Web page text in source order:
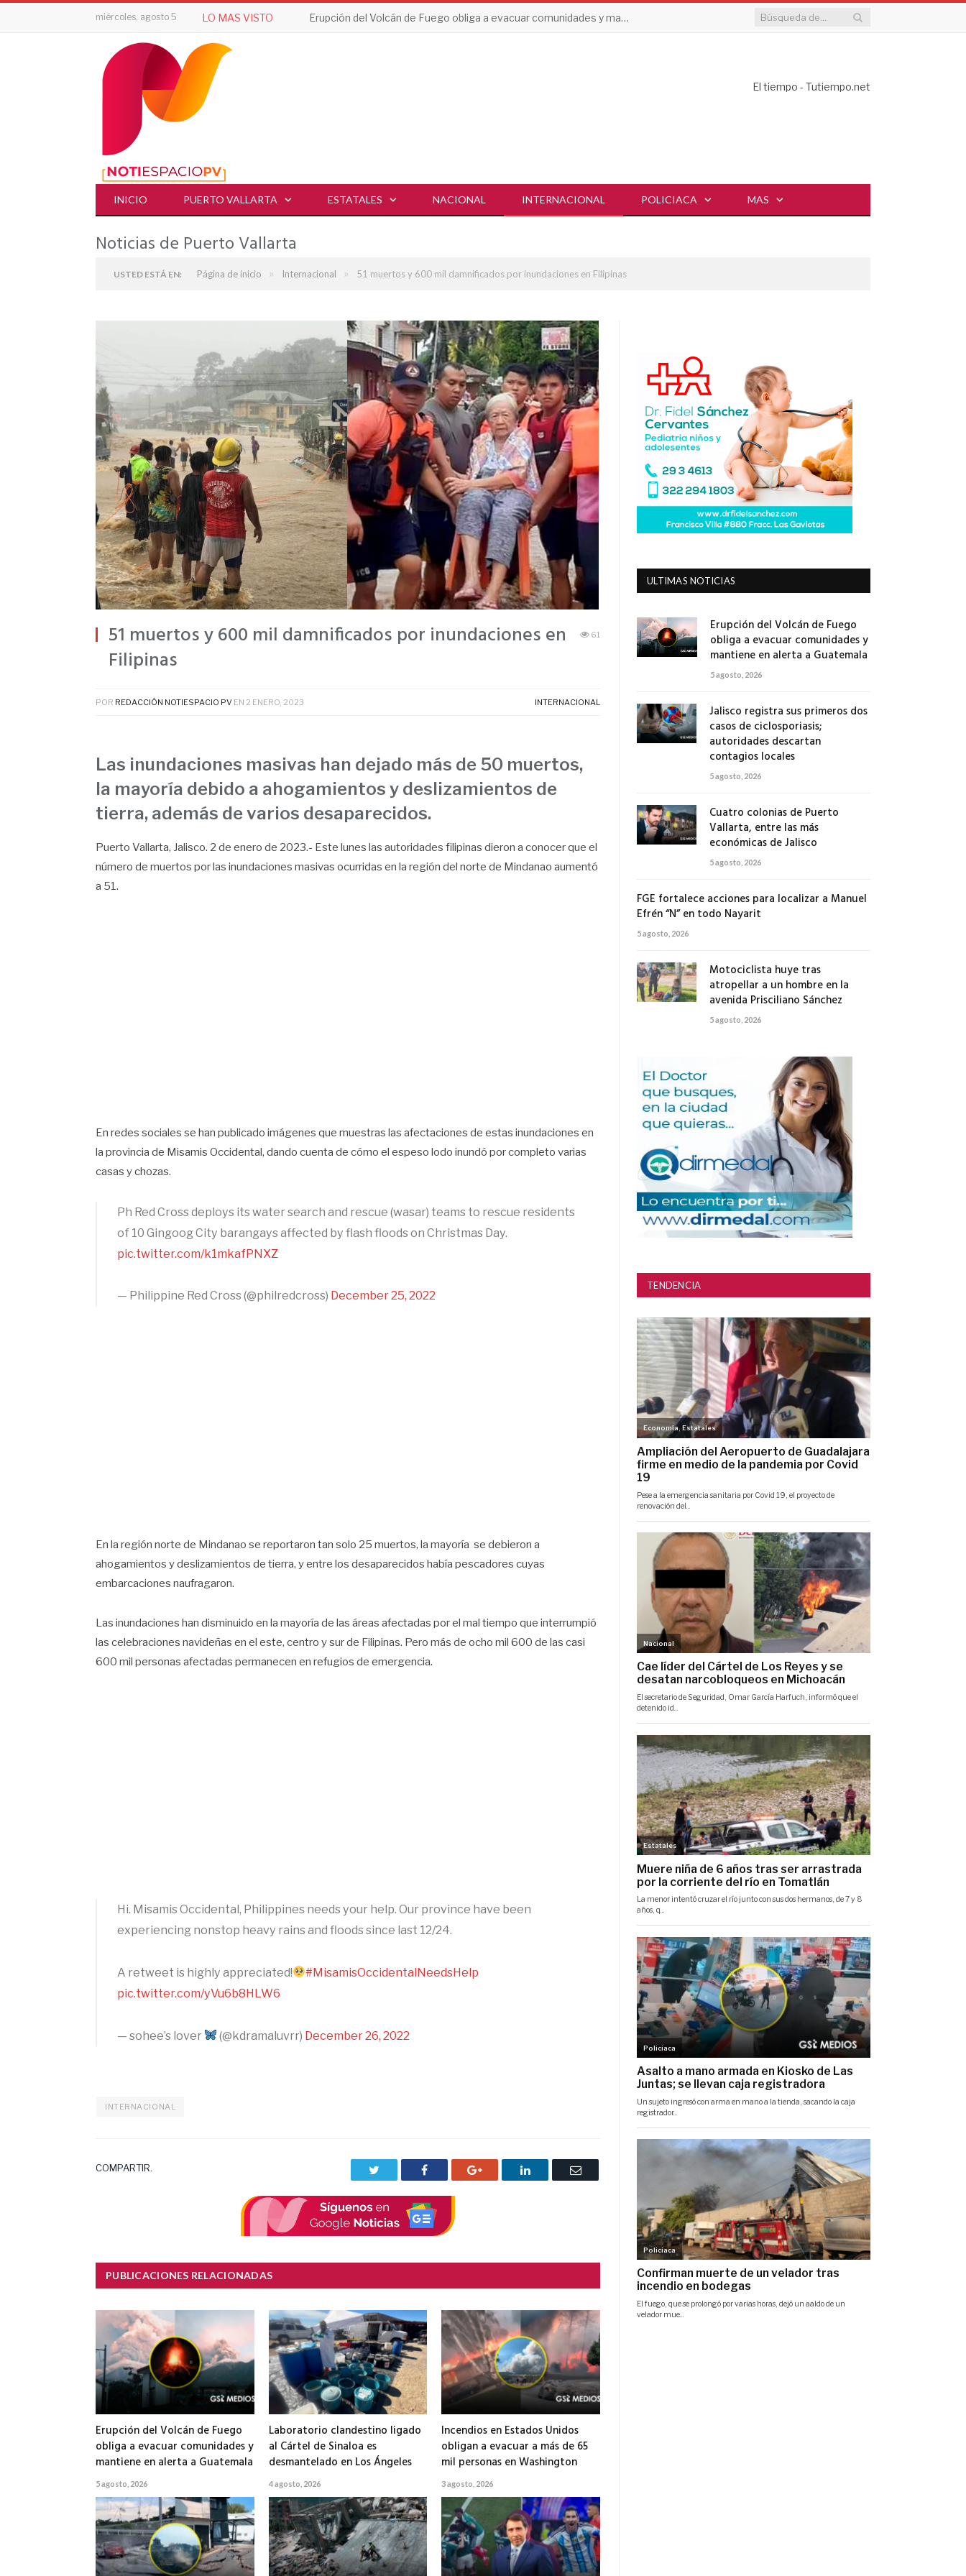
miércoles, agosto 5 LO MAS VISTO Erupción del Volcán de Fuego obliga a evacuar comunidades y mantiene en alerta a Guatemala
El tiempo - Tutiempo.net
INICIO PUERTO VALLARTA ESTATALES NACIONAL INTERNACIONAL POLICIACA MAS
Noticias de Puerto Vallarta
USTED ESTÁ EN: Página de inicio » Internacional » 51 muertos y 600 mil damnificados por inundaciones en Filipinas
51 muertos y 600 mil damnificados por inundaciones en
Filipinas
61
POR REDACCIÓN NOTIESPACIO PV EN 2 ENERO, 2023 INTERNACIONAL
Las inundaciones masivas han dejado más de 50 muertos,
la mayoría debido a ahogamientos y deslizamientos de
tierra, además de varios desaparecidos.
Puerto Vallarta, Jalisco. 2 de enero de 2023.- Este lunes las autoridades filipinas dieron a conocer que el
número de muertos por las inundaciones masivas ocurridas en la región del norte de Mindanao aumentó
a 51.
En redes sociales se han publicado imágenes que muestras las afectaciones de estas inundaciones en
la provincia de Misamis Occidental, dando cuenta de cómo el espeso lodo inundó por completo varias
casas y chozas.
Ph Red Cross deploys its water search and rescue (wasar) teams to rescue residents
of 10 Gingoog City barangays affected by flash floods on Christmas Day.
pic.twitter.com/k1mkafPNXZ
— Philippine Red Cross (@philredcross) December 25, 2022
En la región norte de Mindanao se reportaron tan solo 25 muertos, la mayoría se debieron a
ahogamientos y deslizamientos de tierra, y entre los desaparecidos había pescadores cuyas
embarcaciones naufragaron.
Las inundaciones han disminuido en la mayoría de las áreas afectadas por el mal tiempo que interrumpió
las celebraciones navideñas en el este, centro y sur de Filipinas. Pero más de ocho mil 600 de las casi
600 mil personas afectadas permanecen en refugios de emergencia.
Hi. Misamis Occidental, Philippines needs your help. Our province have been
experiencing nonstop heavy rains and floods since last 12/24.
A retweet is highly appreciated!
#MisamisOccidentalNeedsHelp
pic.twitter.com/yVu6b8HLW6
— sohee’s lover (@kdramaluvrr) December 26, 2022
INTERNACIONAL
COMPARTIR. Facebook Google+ LinkedIn
Correo
PUBLICACIONES RELACIONADAS
Erupción del Volcán de Fuego
obliga a evacuar comunidades y
mantiene en alerta a Guatemala
5 agosto, 2026
Laboratorio clandestino ligado
al Cártel de Sinaloa es
desmantelado en Los Ángeles
4 agosto, 2026
Incendios en Estados Unidos
obligan a evacuar a más de 65
mil personas en Washington
3 agosto, 2026
ULTIMAS NOTICIAS
Erupción del Volcán de Fuego
obliga a evacuar comunidades y
mantiene en alerta a Guatemala
5 agosto, 2026
Jalisco registra sus primeros dos
casos de ciclosporiasis;
autoridades descartan
contagios locales
5 agosto, 2026
Cuatro colonias de Puerto
Vallarta, entre las más
económicas de Jalisco
5 agosto, 2026
FGE fortalece acciones para localizar a Manuel
Efrén “N” en todo Nayarit
5 agosto, 2026
Motociclista huye tras
atropellar a un hombre en la
avenida Prisciliano Sánchez
5 agosto, 2026
TENDENCIA